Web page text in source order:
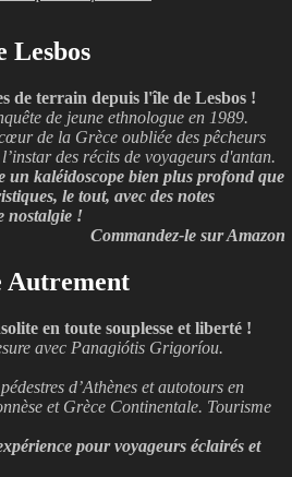
Lesbos
de terrain depuis l'île de Lesbos !
de jeune ethnologue en 1989.
de la Grèce oubliée des pêcheurs
des récits de voyageurs d'antan.
un kaléidoscope bien plus profond que
le tout, avec des notes
nostalgie !
Commandez-le sur Amazon
Autrement
en toute souplesse et liberté !
avec Panagiótis Grigoríou.
d’Athènes et autotours en
et Grèce Continentale. Tourisme
pour voyageurs éclairés et